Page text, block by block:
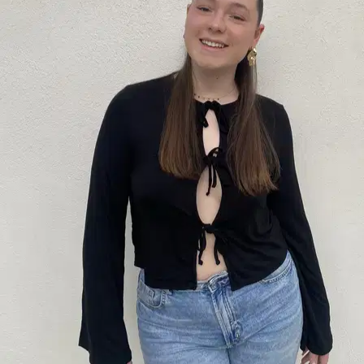
Vous suivez en temps réel l’itinéraire de votre chien sur la carte et
voyez la distance et la durée une fois la promenade terminée.
Planning des soins et temps maximum seul
Vous définissez la routine de votre animal et la durée maximale
pendant laquelle il peut rester seul ; le pet sitter la voit et Sittsy aide à
s’assurer qu’elle est respectée. Conçu pour les animaux souffrant
d’anxiété de séparation.
Vous voyez les autres animaux du pet sitter
Sur son profil et son calendrier, vous voyez quels autres animaux il a
ou héberge à ces dates. Quand vous réservez, nous vous indiquons
si votre animal sera en même temps que d’autres, pour que vous
puissiez confirmer que c’est un bon match.
Aix-en-Provence pour les chiens, en